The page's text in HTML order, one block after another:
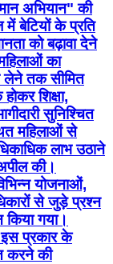
अभियान" की
में बेटियों के प्रति
को बढ़ावा देने
का
लेने तक सीमित
शिक्षा,
सुनिश्चित
महिलाओं से
लाभ उठाने
की।
योजनाओं,
से जुड़े प्रश्न
किया गया।
इस प्रकार के
करने की